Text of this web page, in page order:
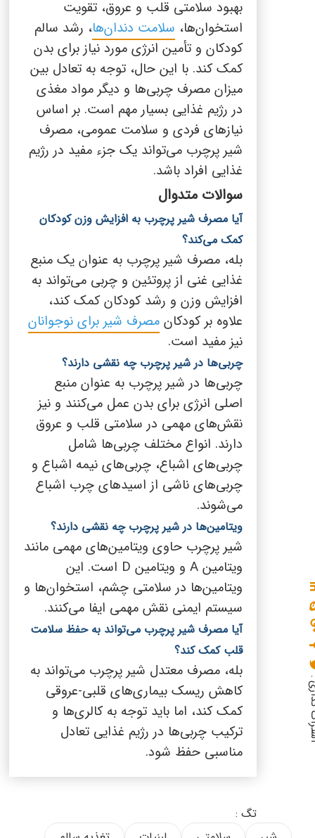
بهبود سلامتی قلب و عروق، تقویت
استخوان‌ها، سلامت دندان‌ها، رشد سالم
کودکان و تأمین انرژی مورد نیاز برای بدن
کمک کند. با این حال، توجه به تعادل بین
میزان مصرف چربی‌ها و دیگر مواد مغذی
در رژیم غذایی بسیار مهم است. بر اساس
نیازهای فردی و سلامت عمومی، مصرف
شیر پرچرب می‌تواند یک جزء مفید در رژیم
غذایی افراد باشد.
سوالات متدوال
آیا مصرف شیر پرچرب به افزایش وزن کودکان
کمک می‌کند؟
بله، مصرف شیر پرچرب به عنوان یک منبع
غذایی غنی از پروتئین و چربی می‌تواند به
افزایش وزن و رشد کودکان کمک کند،
علاوه بر کودکانمصرف شیر برای نوجوانان
نیز مفید است.
چربی‌ها در شیر پرچرب چه نقشی دارند؟
چربی‌ها در شیر پرچرب به عنوان منبع
اصلی انرژی برای بدن عمل می‌کنند و نیز
نقش‌های مهمی در سلامتی قلب و عروق
دارند. انواع مختلف چربی‌ها شامل
چربی‌های اشباع، چربی‌های نیمه اشباع و
چربی‌های ناشی از اسیدهای چرب اشباع
می‌شوند.
ویتامین‌ها در شیر پرچرب چه نقشی دارند؟
شیر پرچرب حاوی ویتامین‌های مهمی مانند
ویتامینA و ویتامین D است. این
ویتامین‌ها در سلامتی چشم، استخوان‌ها و
سیستم ایمنی نقش مهمی ایفا می‌کنند.
آیا مصرف شیر پرچرب می‌تواند به حفظ سلامت
قلب کمک کند؟
بله، مصرف معتدل شیر پرچرب می‌تواند به
کاهش ریسک بیماری‌های قلبی-عروقی
کمک کند، اما باید توجه به کالری‌ها و
ترکیب چربی‌ها در رژیم غذایی تعادل
مناسبی حفظ شود.
:
تگ :